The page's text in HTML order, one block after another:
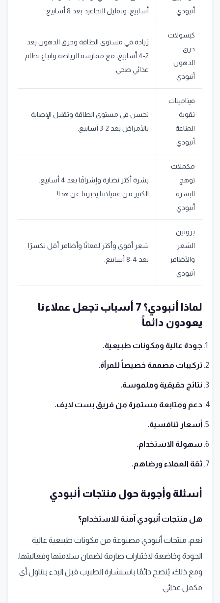
أنبودي
أسابيع، وتقليل التجاعيد بعد 8 أسابيع.
كبسولات
حرق
الدهون
أنبودي
زيادة في مستوى الطاقة وحرق الدهون بعد
2-4 أسابيع، مع ممارسة الرياضة واتباع نظام
غذائي صحي.
فيتامينات
تقوية
المناعة
أنبودي
تحسن في مستوى الطاقة وتقليل الإصابة
بالأمراض بعد 2-3 أسابيع.
مكملات
توهج
البشرة
أنبودي
بشرة أكثر نضارة وإشراقًا بعد 4 أسابيع.
الكثير من عميلاتنا يخبرننا عن هذا!
بروتين
الشعر
والأظافر
أنبودي
شعر أقوى وأكثر لمعانًا وأظافر أقل تكسرًا
بعد 4-8 أسابيع.
لماذا أنبودي؟ 7 أسباب تجعل عملاءنا
يعودون دائماً
جودة عالية ومكونات طبيعية.
تركيبات مصممة خصيصاً للمرأة.
نتائج حقيقية وملموسة.
دعم ومتابعة مستمرة من فريق بست لايف.
أسعار تنافسية.
سهولة الاستخدام.
ثقة العملاء ورضاهم.
أسئلة وأجوبة حول منتجات أنبودي
هل منتجات أنبودي آمنة للاستخدام؟
نعم، منتجات أنبودي مصنوعة من مكونات طبيعية عالية
الجودة وخاضعة لاختبارات صارمة لضمان سلامتها وفعاليتها.
ومع ذلك، يُنصح دائمًا باستشارة الطبيب قبل البدء بتناول أي
مكمل غذائي.